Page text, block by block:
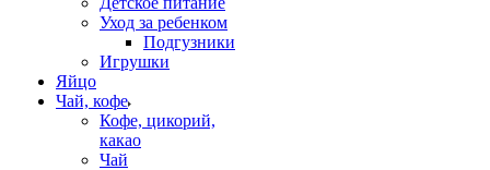
Уход за ребенком
Подгузники
Игрушки
Яйцо
Чай, кофе
Кофе, цикорий,
какао
Чай